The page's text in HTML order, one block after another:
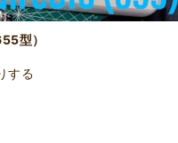
型）
する